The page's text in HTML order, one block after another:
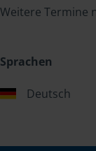
Weitere Termine
Sprachen
Deutsch